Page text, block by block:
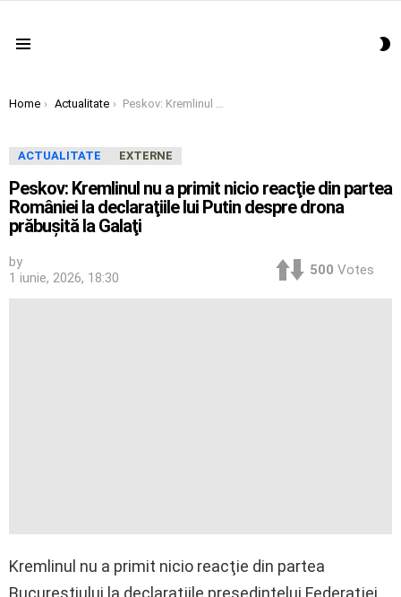
You are here:
Home Actualitate Peskov: Kremlinul nu a primit nicio reacţie din partea României la declaraţiile lui Putin despre drona prăbuşită la Galaţi
ACTUALITATE EXTERNE
Peskov: Kremlinul nu a primit nicio reacţie din partea
României la declaraţiile lui Putin despre drona
prăbuşită la Galaţi
by
1 iunie, 2026, 18:30
500 Votes
Kremlinul nu a primit nicio reacţie din partea
Bucureştiului la declaraţiile preşedintelui Federaţiei